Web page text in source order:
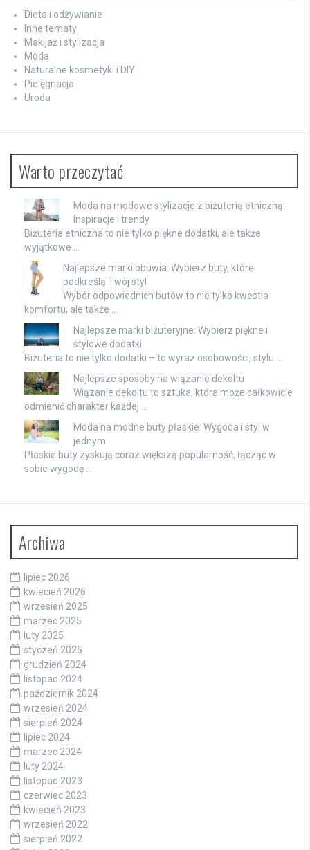
Dieta i odżywianie
Inne tematy
Makijaż i stylizacja
Moda
Naturalne kosmetyki i DIY
Pielęgnacja
Uroda
Warto przeczytać
Moda na modowe stylizacje z biżuterią etniczną:
Inspiracje i trendy
Biżuteria etniczna to nie tylko piękne dodatki, ale także
wyjątkowe …
Najlepsze marki obuwia: Wybierz buty, które
podkreślą Twój styl
Wybór odpowiednich butów to nie tylko kwestia
komfortu, ale także …
Najlepsze marki biżuteryjne: Wybierz piękne i
stylowe dodatki
Biżuteria to nie tylko dodatki – to wyraz osobowości, stylu …
Najlepsze sposoby na wiązanie dekoltu
Wiązanie dekoltu to sztuka, która może całkowicie
odmienić charakter każdej …
Moda na modne buty płaskie: Wygoda i styl w
jednym
Płaskie buty zyskują coraz większą popularność, łącząc w
sobie wygodę …
Archiwa
lipiec 2026
kwiecień 2026
wrzesień 2025
marzec 2025
luty 2025
styczeń 2025
grudzień 2024
listopad 2024
październik 2024
wrzesień 2024
sierpień 2024
lipiec 2024
marzec 2024
luty 2024
listopad 2023
czerwiec 2023
kwiecień 2023
wrzesień 2022
sierpień 2022